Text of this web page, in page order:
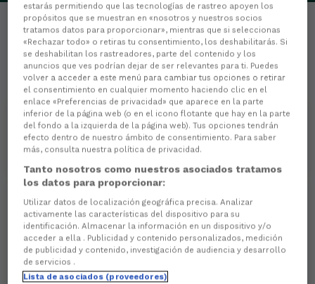
Estadísticas
0
PARTIDOS JUGADOS
0
0
Goles
Goles de cabeza
estarás permitiendo que las tecnologías de rastreo apoyen los
propósitos que se muestran en «nosotros y nuestros socios
tratamos datos para proporcionar», mientras que si seleccionas
«Rechazar todo» o retiras tu consentimiento, los deshabilitarás. Si
se deshabilitan los rastreadores, parte del contenido y los
anuncios que ves podrían dejar de ser relevantes para ti. Puedes
volver a acceder a este menú para cambiar tus opciones o retirar
el consentimiento en cualquier momento haciendo clic en el
enlace «Preferencias de privacidad» que aparece en la parte
inferior de la página web (o en el icono flotante que hay en la parte
del fondo a la izquierda de la página web). Tus opciones tendrán
efecto dentro de nuestro ámbito de consentimiento. Para saber
más, consulta nuestra política de privacidad.
Tanto nosotros como nuestros asociados tratamos
los datos para proporcionar:
Utilizar datos de localización geográfica precisa. Analizar
activamente las características del dispositivo para su
identificación. Almacenar la información en un dispositivo y/o
acceder a ella . Publicidad y contenido personalizados, medición
de publicidad y contenido, investigación de audiencia y desarrollo
de servicios .
Lista de asociados (proveedores)